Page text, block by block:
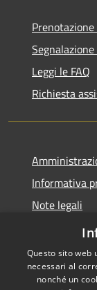
Leggi le FAQ
Richiesta
Informativa
Note legali
Questo sito web
necessari al
nonché un